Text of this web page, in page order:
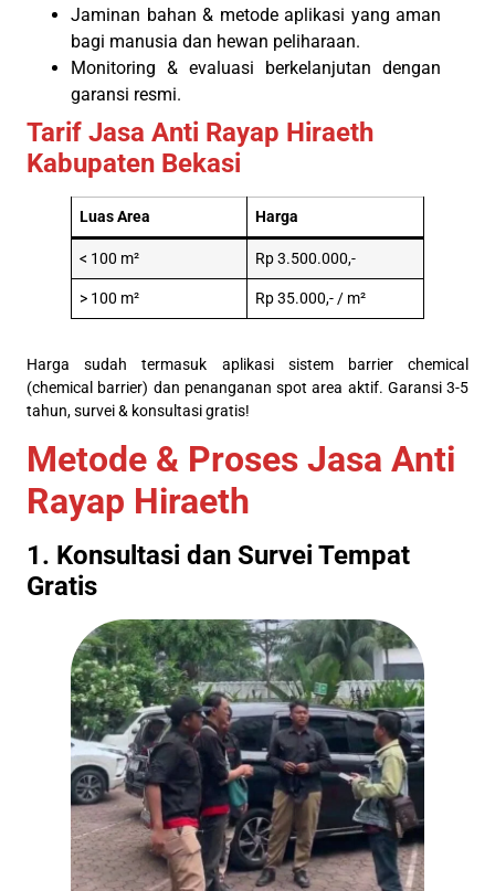
Jaminan bahan & metode aplikasi yang aman
bagi manusia dan hewan peliharaan.
Monitoring & evaluasi berkelanjutan dengan
garansi resmi.
Tarif Jasa Anti Rayap Hiraeth
Kabupaten Bekasi
Luas Area Harga
< 100 m² Rp 3.500.000,-
> 100 m² Rp 35.000,- / m²
Harga sudah termasuk aplikasi sistem barrier chemical
(chemical barrier) dan penanganan spot area aktif. Garansi 3-5
tahun, survei & konsultasi gratis!
Metode & Proses Jasa Anti
Rayap Hiraeth
1. Konsultasi dan Survei Tempat
Gratis